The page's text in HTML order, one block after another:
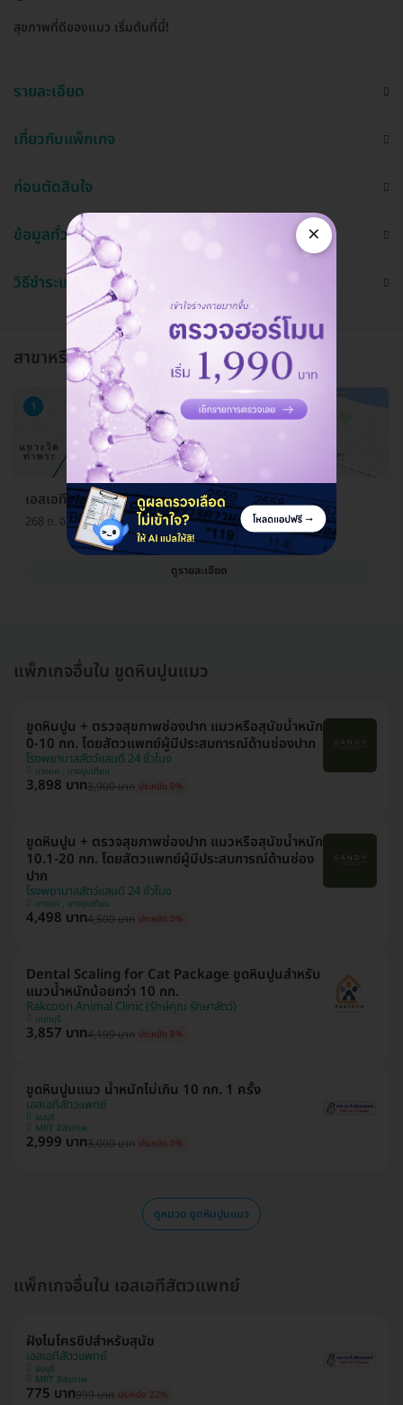
สุขภาพที่ดีของแมว เริ่มต้นที่นี่!
รายละเอียด
เกี่ยวกับแพ็กเกจ
ก่อนตัดสินใจ
ข้อมูลทั่วไป
วิธีชำระและใช้งาน
สาขาหรือแผนกที่ให้บริการ
1
เอสเอทีสัตวแพทย์
268 ถ. อิสรภาพ แขวงวัดกัลยาณ์ เขตธนบุรี กรุงเทพมหานคร 10600
ดูรายละเอียด
แพ็กเกจอื่นใน ขูดหินปูนแมว
ขูดหินปูน + ตรวจสุขภาพช่องปาก แมวหรือสุนัขน้ำหนัก
0-10 กก. โดยสัตวแพทย์ผู้มีประสบการณ์ด้านช่องปาก
โรงพยาบาลสัตว์แสนดี 24 ชั่วโมง
บางแค , บางขุนเทียน
3,898 บาท3,900 บาท ประหยัด 0%
ขูดหินปูน + ตรวจสุขภาพช่องปาก แมวหรือสุนัขน้ำหนัก
10.1-20 กก. โดยสัตวแพทย์ผู้มีประสบการณ์ด้านช่อง
ปาก
โรงพยาบาลสัตว์แสนดี 24 ชั่วโมง
บางแค , บางขุนเทียน
4,498 บาท4,500 บาท ประหยัด 0%
Dental Scaling for Cat Package ขูดหินปูนสำหรับ
แมวน้ำหนักน้อยกว่า 10 กก.
Rakcoon Animal Clinic (รักษ์คุณ รักษาสัตว์)
นนทบุรี
3,857 บาท4,199 บาท ประหยัด 8%
ขูดหินปูนแมว น้ำหนักไม่เกิน 10 กก. 1 ครั้ง
เอสเอทีสัตวแพทย์
ธนบุรี
MRT อิสรภาพ
2,999 บาท3,000 บาท ประหยัด 0%
ดูหมวด ขูดหินปูนแมว
แพ็กเกจอื่นใน เอสเอทีสัตวแพทย์
ฝังไมโครชิปสำหรับสุนัข
เอสเอทีสัตวแพทย์
ธนบุรี
MRT อิสรภาพ
775 บาท999 บาท ประหยัด 22%
×